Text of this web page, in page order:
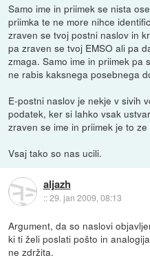
Samo ime in priimek se nista
priimka te ne more nihce
zraven se tvoj postni naslov in
pa zraven se tvoj EMSO ali pa
zmaga. Samo ime in priimek pa
ne rabis kaksnega posebnega
E-postni naslov je nekje v sivih
podatek, ker si lahko vsak
zraven se ime in priimek je to ze
Vsaj tako so nas ucili.
aljazh
::29. jan 2009, 08:13
Argument, da so naslovi
ki ti želi poslati pošto in
ne zdržita.